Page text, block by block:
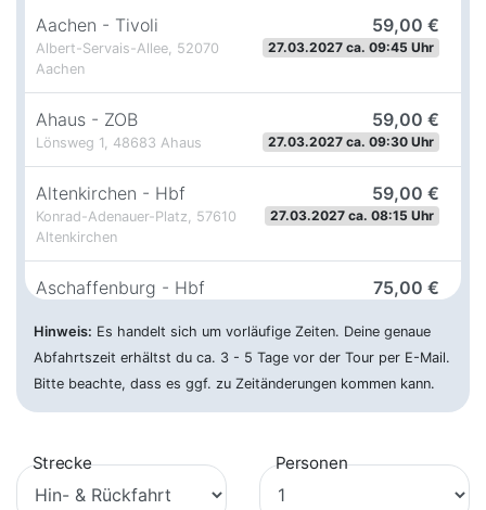
Aachen - Tivoli 59,00 €
Albert-Servais-Allee, 52070
Aachen
27.03.2027 ca. 09:45 Uhr
Ahaus - ZOB 59,00 €
Lönsweg 1, 48683 Ahaus 27.03.2027 ca. 09:30 Uhr
Altenkirchen - Hbf 59,00 €
Konrad-Adenauer-Platz, 57610
Altenkirchen
27.03.2027 ca. 08:15 Uhr
Aschaffenburg - Hbf 75,00 €
Aschaffenburg
Augsburg - P+R Nord 115,00 €
Bad Kreuznach - Hbf
Kreuznach
Hinweis: Es handelt sich um vorläufige Zeiten. Deine genaue
Abfahrtszeit erhältst du ca. 3 - 5 Tage vor der Tour per E-Mail.
Bitte beachte, dass es ggf. zu Zeitänderungen kommen kann.
Strecke Personen